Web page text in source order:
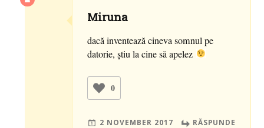
Miruna
dacă inventează cineva somnul pe
datorie, știu la cine să apelez
0
2 NOVEMBER 2017 RĂSPUNDE